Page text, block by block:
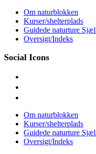
Skip
content
Om naturblokken
Kurser/shelterplads
Guidede naturture
Oversigt/Indeks
Social Icons
Om naturblokken
Kurser/shelterplads
Guidede naturture
Oversigt/Indeks